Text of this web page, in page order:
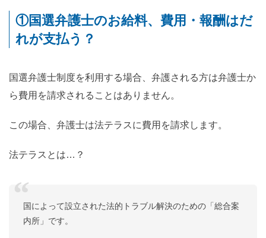
①国選弁護士のお給料、費用・報酬はだ
れが支払う？
国選弁護士制度を利用する場合、弁護される方は弁護士か
ら費用を請求されることはありません。
この場合、弁護士は法テラスに費用を請求します。
法テラスとは…？
国によって設立された法的トラブル解決のための「総合案
内所」です。